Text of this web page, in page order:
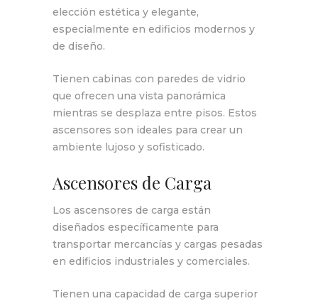
elección estética y elegante,
especialmente en edificios modernos y
de diseño.
Tienen cabinas con paredes de vidrio
que ofrecen una vista panorámica
mientras se desplaza entre pisos. Estos
ascensores son ideales para crear un
ambiente lujoso y sofisticado.
Ascensores de Carga
Los ascensores de carga están
diseñados específicamente para
transportar mercancías y cargas pesadas
en edificios industriales y comerciales.
Tienen una capacidad de carga superior